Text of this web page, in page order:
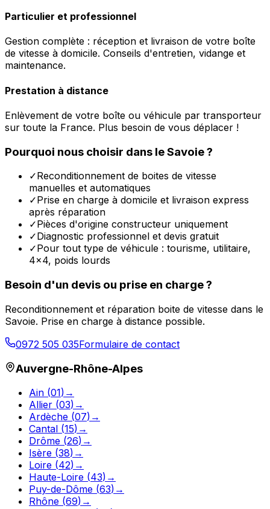
Particulier et professionnel
Gestion complète : réception et livraison de votre boîte
de vitesse à domicile. Conseils d'entretien, vidange et
maintenance.
Prestation à distance
Enlèvement de votre boîte ou véhicule par transporteur
sur toute la France. Plus besoin de vous déplacer !
Pourquoi nous choisir dans leSavoie?
✓Reconditionnement de boites de vitesse
manuelles et automatiques
✓Prise en charge à domicile et livraison express
après réparation
✓Pièces d'origine constructeur uniquement
✓Diagnostic professionnel et devis gratuit
✓Pour tout type de véhicule : tourisme, utilitaire,
4x4, poids lourds
Besoin d'un devis ou prise en charge ?
Reconditionnement et réparation boite de vitesse dans le
Savoie. Prise en charge à distance possible.
0972 505 035Formulaire de contact
Auvergne-Rhône-Alpes
Ain (01) →
Allier (03) →
Ardèche (07) →
Cantal (15) →
Drôme (26) →
Isère (38) →
Loire (42) →
Haute-Loire (43) →
Puy-de-Dôme (63) →
Rhône (69) →